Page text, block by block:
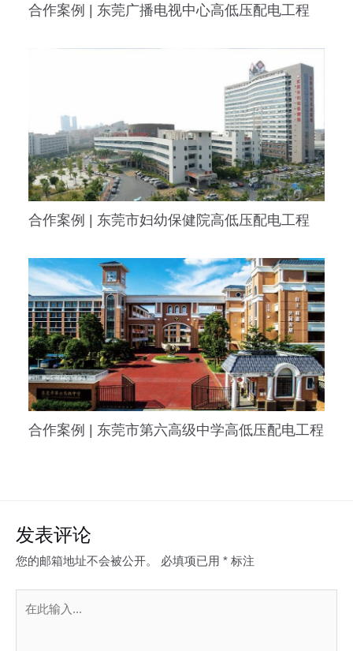
合作案例 | 东莞广播电视中心高低压配电工程
合作案例 | 东莞市妇幼保健院高低压配电工程
合作案例 | 东莞市第六高级中学高低压配电工程
发表评论
您的邮箱地址不会被公开。 必填项已用 * 标注